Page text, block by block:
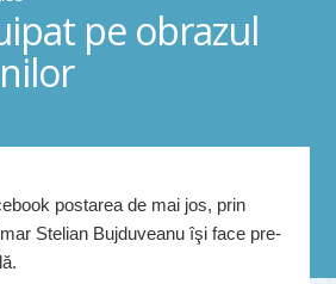
pe obrazul
postarea de mai jos, prin
Stelian Bujduveanu îşi face pre-